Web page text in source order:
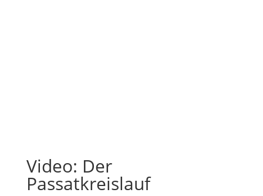
Video: Der
Passatkreislauf